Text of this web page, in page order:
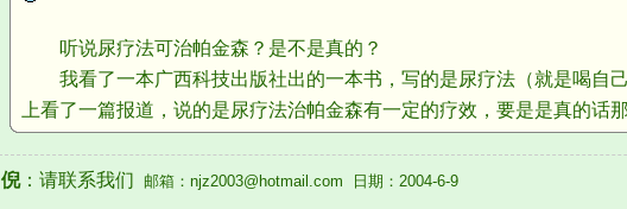
听说尿疗法可治帕金森？是不是真的？
我看了一本广西科技出版社出的一本书，写的是尿疗法（就是喝自
上看了一篇报道，说的是尿疗法治帕金森有一定的疗效，要是是真的话
倪：请联系我们 邮箱：njz2003@hotmail.com 日期：2004-6-9